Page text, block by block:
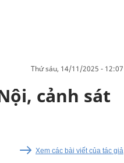
thứ sáu, 14/11/2025 - 12:07
cảnh sát
Xem các bài viết của tác giả